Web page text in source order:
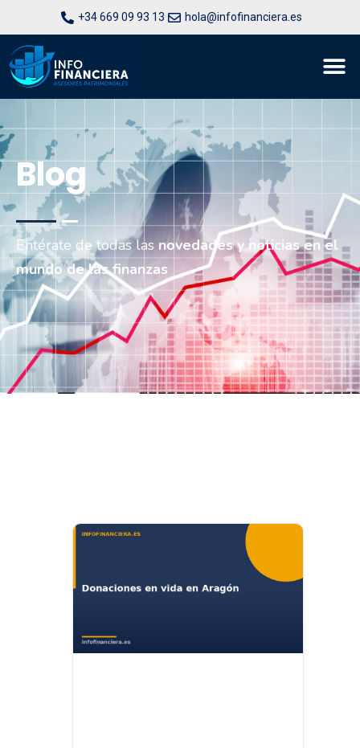
+34 669 09 93 13 hola@infofinanciera.es
Blog
Entérate de todas lasnovedades y noticias en el
mundo de las finanzas